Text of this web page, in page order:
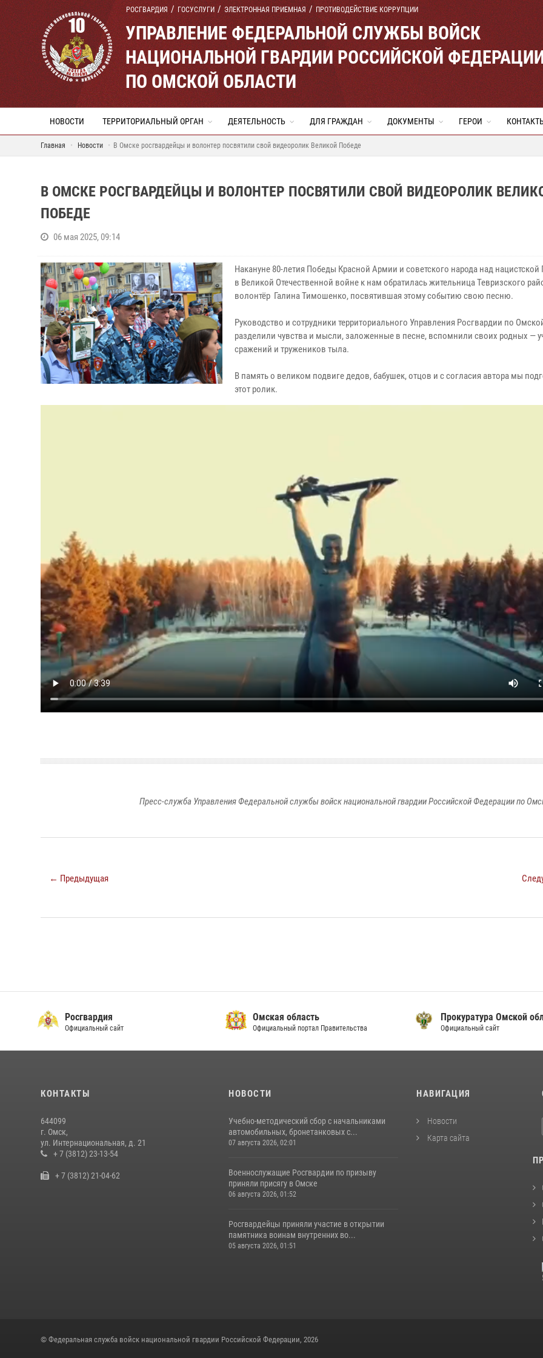
РОСГВАРДИЯ ГОСУСЛУГИ ЭЛЕКТРОННАЯ ПРИЕМНАЯ ПРОТИВОДЕЙСТВИЕ КОРРУПЦИИ
УПРАВЛЕНИЕ ФЕДЕРАЛЬНОЙ СЛУЖБЫ ВОЙСК
НАЦИОНАЛЬНОЙ ГВАРДИИ РОССИЙСКОЙ
ПО ОМСКОЙ ОБЛАСТИ
НОВОСТИ ТЕРРИТОРИАЛЬНЫЙ ОРГАН ДЕЯТЕЛЬНОСТЬ ДЛЯ ГРАЖДАН ДОКУМЕНТЫ ГЕРОИ
Главная Новости В Омске росгвардейцы и волонтер посвятили свой видеоролик Великой Победе
В ОМСКЕ РОСГВАРДЕЙЦЫ И ВОЛОНТЕР ПОСВЯТИЛИ СВОЙ ВИДЕОРОЛИК
ПОБЕДЕ
06 мая 2025, 09:14
Накануне 80-летия Победы Красной Армии и советского народа над нацистской
в Великой Отечественной войне к нам обратилась жительница Тевризского
волонтёр Галина Тимошенко, посвятившая этому событию свою песню.
Руководство и сотрудники территориального Управления Росгвардии по
разделили чувства и мысли, заложенные в песне, вспомнили своих родных —
сражений и тружеников тыла.
В память о великом подвиге дедов, бабушек, отцов и с согласия автора мы
этот ролик.
Пресс-служба Управления Федеральной службы войск национальной гвардии Российской Федерации по
← Предыдущая
Росгвардия
Официальный сайт
Омская область
Официальный портал Правительства
Прокуратура Омской
Официальный сайт
КОНТАКТЫ
644099
г. Омск,
ул. Интернациональная, д. 21
+ 7 (3812) 23-13-54
+ 7 (3812) 21-04-62
НОВОСТИ
Учебно-методический сбор с начальниками
автомобильных, бронетанковых с...
07 августа 2026, 02:01
Военнослужащие Росгвардии по призыву
приняли присягу в Омске
06 августа 2026, 01:52
Росгвардейцы приняли участие в открытии
памятника воинам внутренних во...
05 августа 2026, 01:51
НАВИГАЦИЯ
Новости
Карта сайта
© Федеральная служба войск национальной гвардии Российской Федерации, 2026